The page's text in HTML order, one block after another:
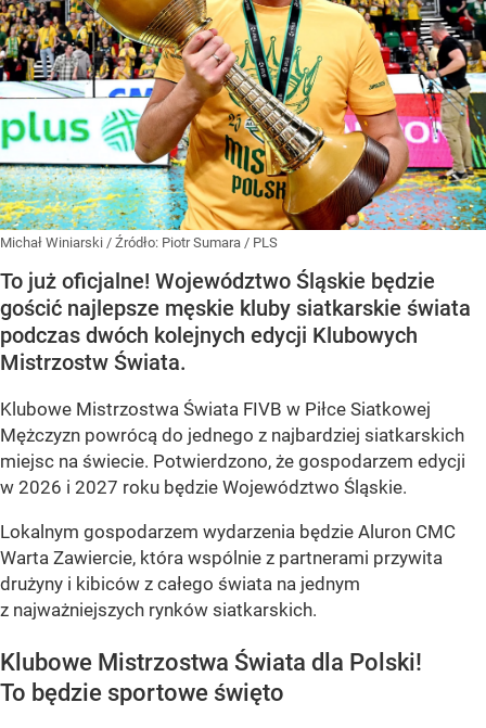
Michał Winiarski / Źródło: Piotr Sumara / PLS
To już oficjalne! Województwo Śląskie będzie
gościć najlepsze męskie kluby siatkarskie świata
podczas dwóch kolejnych edycji Klubowych
Mistrzostw Świata.
Klubowe Mistrzostwa Świata FIVB w Piłce Siatkowej
Mężczyzn powrócą do jednego z najbardziej siatkarskich
miejsc na świecie. Potwierdzono, że gospodarzem edycji
w 2026 i 2027 roku będzie Województwo Śląskie.
Lokalnym gospodarzem wydarzenia będzie Aluron CMC
Warta Zawiercie, która wspólnie z partnerami przywita
drużyny i kibiców z całego świata na jednym
z najważniejszych rynków siatkarskich.
Klubowe Mistrzostwa Świata dla Polski!
To będzie sportowe święto